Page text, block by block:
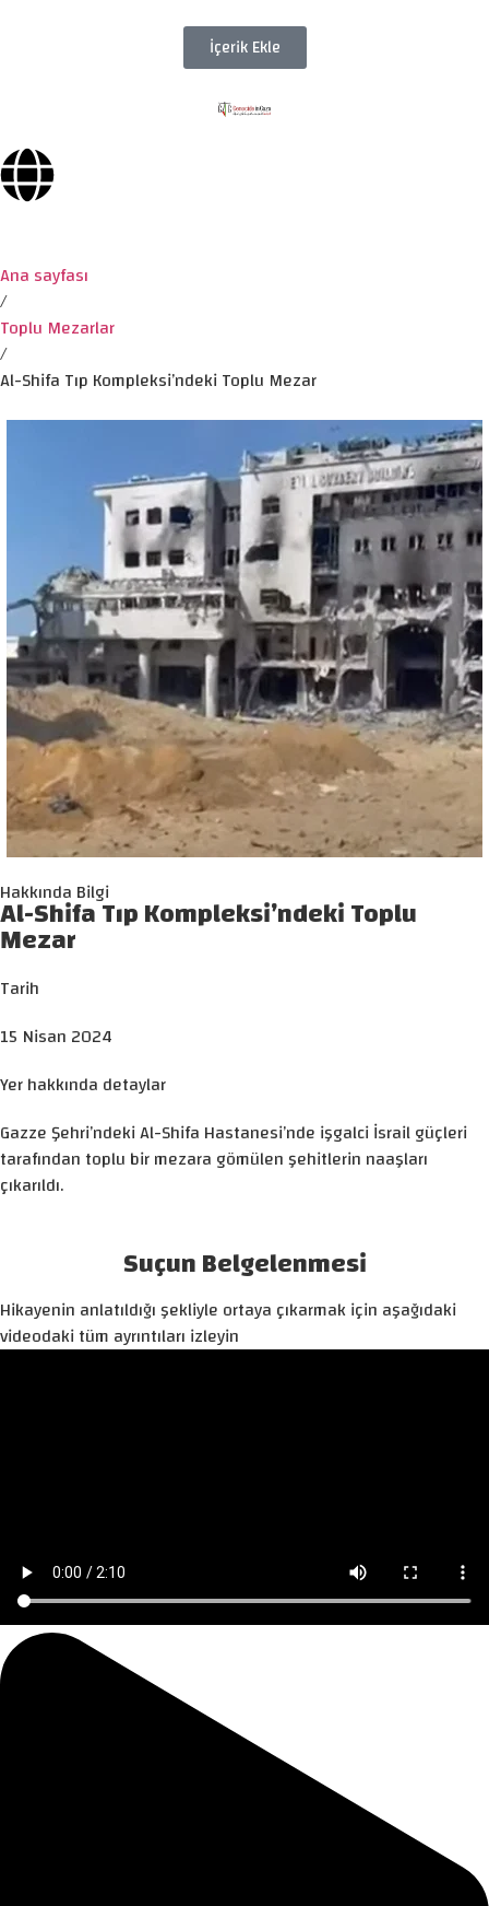
İçerik Ekle
Ana sayfası
/
Toplu Mezarlar
/
Al-Shifa Tıp Kompleksi’ndeki Toplu Mezar
Hakkında Bilgi
Al-Shifa Tıp Kompleksi’ndeki Toplu
Mezar
Tarih
15 Nisan 2024
Yer hakkında detaylar
Gazze Şehri’ndeki Al-Shifa Hastanesi’nde işgalci İsrail güçleri
tarafından toplu bir mezara gömülen şehitlerin naaşları
çıkarıldı.
Suçun Belgelenmesi
Hikayenin anlatıldığı şekliyle ortaya çıkarmak için aşağıdaki
videodaki tüm ayrıntıları izleyin